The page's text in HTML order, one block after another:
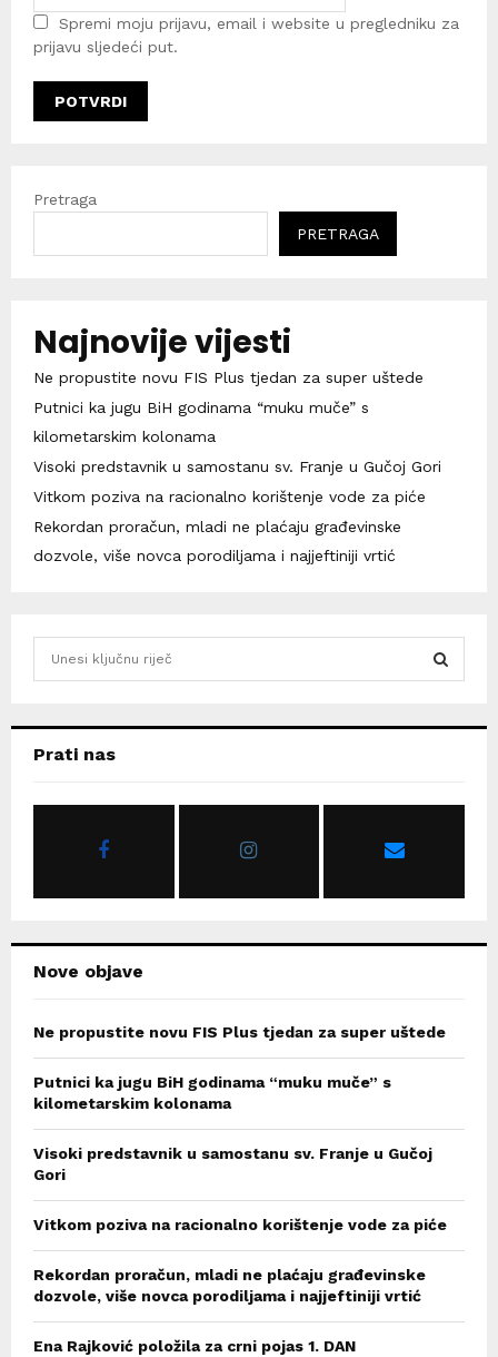
Spremi moju prijavu, email i website u pregledniku za
prijavu sljedeći put.
Pretraga
PRETRAGA
Najnovije vijesti
Ne propustite novu FIS Plus tjedan za super uštede
Putnici ka jugu BiH godinama “muku muče” s
kilometarskim kolonama
Visoki predstavnik u samostanu sv. Franje u Gučoj Gori
Vitkom poziva na racionalno korištenje vode za piće
Rekordan proračun, mladi ne plaćaju građevinske
dozvole, više novca porodiljama i najjeftiniji vrtić
hPrati nas
Nove objave
Ne propustite novu FIS Plus tjedan za super uštede
Putnici ka jugu BiH godinama “muku muče” s
kilometarskim kolonama
Visoki predstavnik u samostanu sv. Franje u Gučoj
Gori
Vitkom poziva na racionalno korištenje vode za piće
Rekordan proračun, mladi ne plaćaju građevinske
dozvole, više novca porodiljama i najjeftiniji vrtić
Ena Rajković položila za crni pojas 1. DAN